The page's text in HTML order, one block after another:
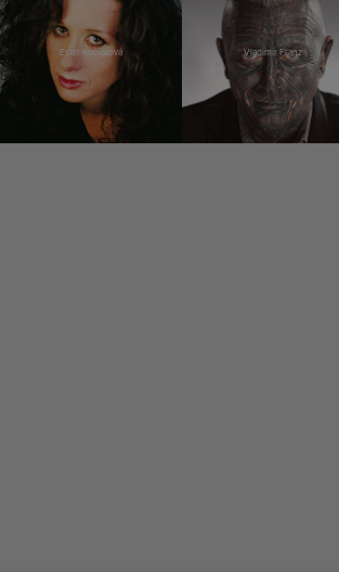
Ester Kočičková Vladimír Franz